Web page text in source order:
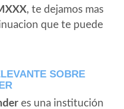
, te dejamos mas
que te puede
SOBRE
es una institución